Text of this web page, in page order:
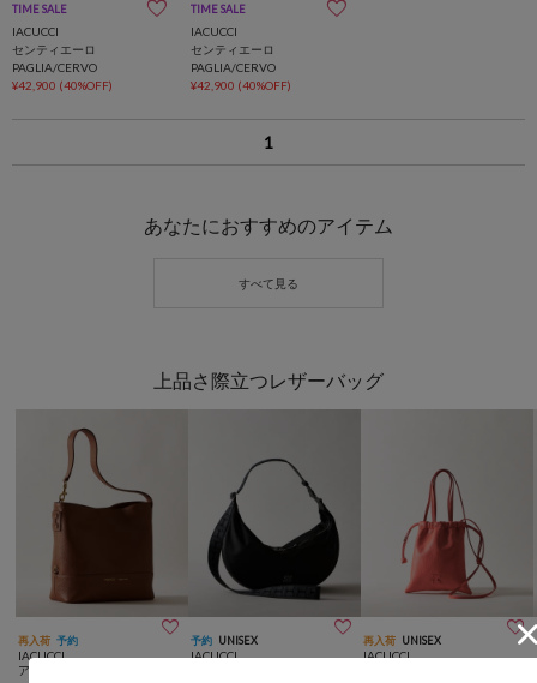
TIME SALE
IACUCCI
センティエーロ
PAGLIA/CERVO
¥42,900 (40%OFF)
TIME SALE
IACUCCI
センティエーロ
PAGLIA/CERVO
¥42,900 (40%OFF)
1
あなたにおすすめのアイテム
上品さ際立つレザーバッグ
再入荷 予約 
IACUCCI
アウラ CERVO
予約 UNISEX 
IACUCCI
再入荷 UNISEX 
IACUCCI